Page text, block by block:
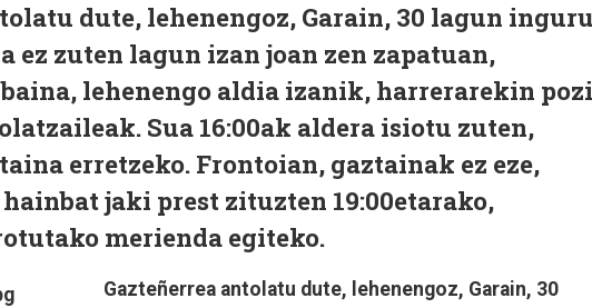
dute, lehenengoz, Garain, 30 lagun
ez zuten lagun izan joan zen zapatuan,
baina, lehenengo aldia izanik, harrerarekin
Sua 16:00ak aldera isiotu zuten,
erretzeko. Frontoian, gaztainak ez eze,
jaki prest zituzten 19:00etarako,
merienda egiteko.
Gazteñerrea antolatu dute, lehenengoz, Garain, 30